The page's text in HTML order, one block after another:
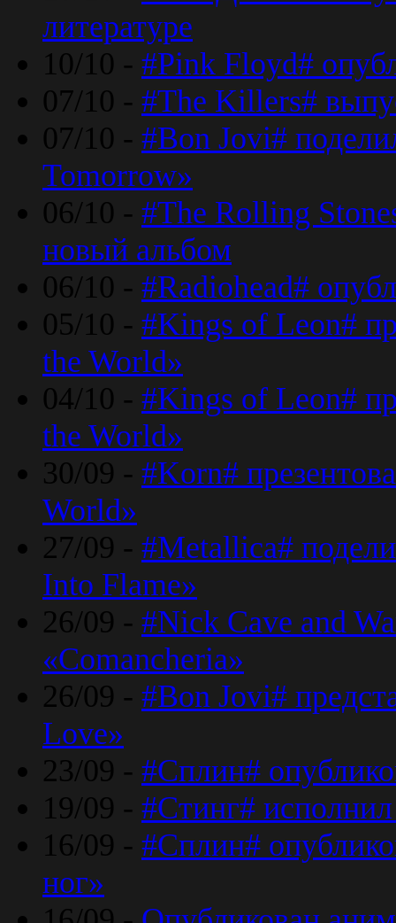
литературе
10/10 - #Pink Floyd#
07/10 - #The Killers#
07/10 - #Bon Jovi#
Tomorrow»
06/10 - #The Rolling
новый альбом
06/10 - #Radiohead#
05/10 - #Kings of Leon#
the World»
04/10 - #Kings of Leon#
the World»
30/09 - #Korn#
World»
27/09 - #Metallica#
Into Flame»
26/09 - #Nick Cave and
«Comancheria»
26/09 - #Bon Jovi#
Love»
23/09 - #Сплин#
19/09 - #Стинг#
16/09 - #Сплин#
ног»